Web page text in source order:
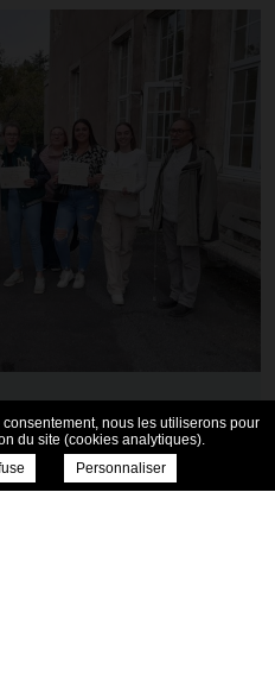
trimestre
tous les élèves
nous les utiliserons pour
du site (cookies analytiques).
Personnaliser